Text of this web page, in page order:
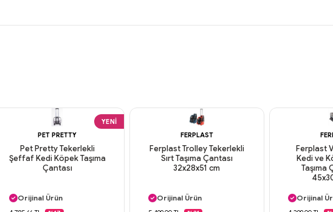
YENI
PET PRETTY
Pet Pretty Tekerlekli
Şeffaf Kedi Köpek Taşıma
Çantası
Orijinal Ürün
Güvenli Ödeme
FERPLAST
Ferplast Trolley Tekerlekli
Sırt Taşıma Çantası
32x28x51 cm
Orijinal Ürün
Güvenli Ödeme
Ferplast
Kedi ve
Taşıma
Orijinal
Güvenli